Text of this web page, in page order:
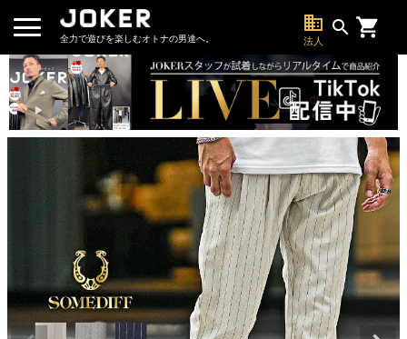
全力で遊びを楽しむオトナの男達へ。
business
法人
search